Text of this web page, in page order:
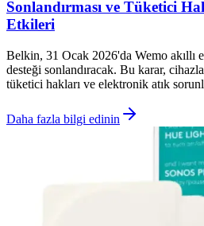
Sonlandırması ve Tüketici
Etkileri
Belkin, 31 Ocak 2026'da Wemo akıllı
desteği sonlandıracak. Bu karar,
tüketici hakları ve elektronik atık
Daha fazla bilgi edinin